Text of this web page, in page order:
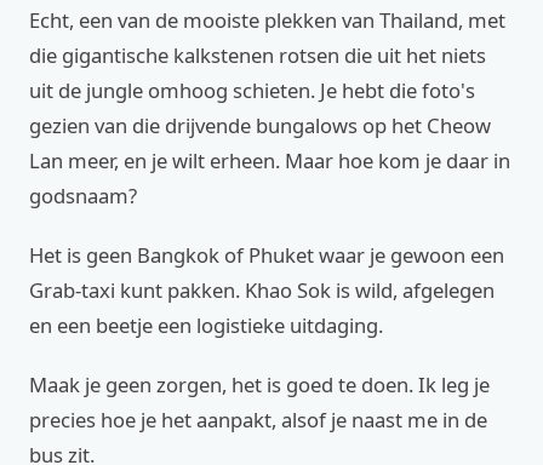
Echt, een van de mooiste plekken van Thailand, met
die gigantische kalkstenen rotsen die uit het niets
uit de jungle omhoog schieten. Je hebt die foto's
gezien van die drijvende bungalows op het Cheow
Lan meer, en je wilt erheen. Maar hoe kom je daar in
godsnaam?
Het is geen Bangkok of Phuket waar je gewoon een
Grab-taxi kunt pakken. Khao Sok is wild, afgelegen
en een beetje een logistieke uitdaging.
Maak je geen zorgen, het is goed te doen. Ik leg je
precies hoe je het aanpakt, alsof je naast me in de
bus zit.